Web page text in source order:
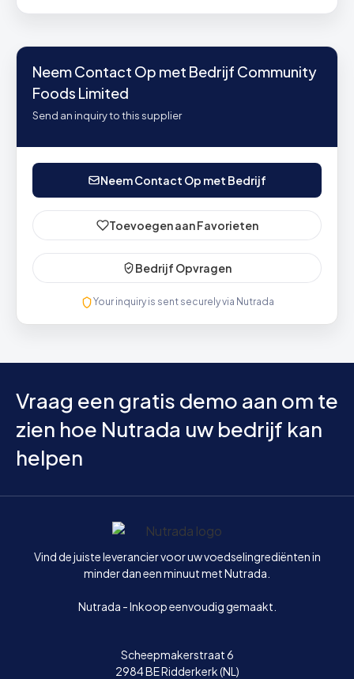
Neem Contact Op met Bedrijf Community
Foods Limited
Send an inquiry to this supplier
Neem Contact Op met Bedrijf
Toevoegen aan Favorieten
Bedrijf Opvragen
Your inquiry is sent securely via Nutrada
Vraag een gratis demo aan om te
zien hoe Nutrada uw bedrijf kan
helpen
Home
Vind de juiste leverancier voor uw voedselingrediënten in
minder dan een minuut met Nutrada.
Nutrada - Inkoop eenvoudig gemaakt.
Scheepmakerstraat 6
2984 BE Ridderkerk (NL)